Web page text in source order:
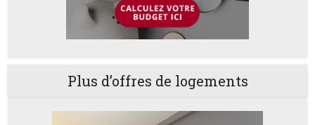
Plus d’offres de logements